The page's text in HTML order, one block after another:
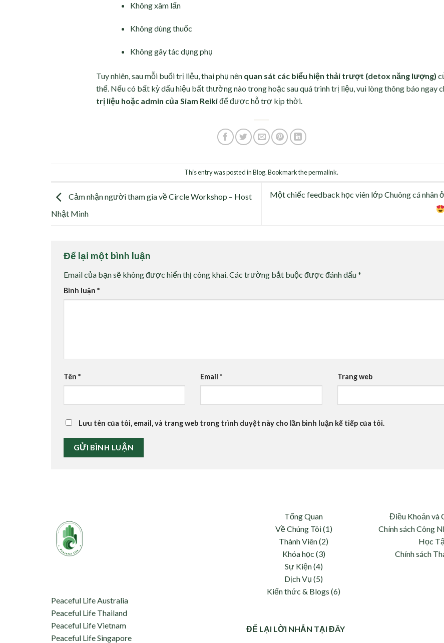
Không xâm lấn
Không dùng thuốc
Không gây tác dụng phụ
Tuy nhiên, sau mỗi buổi trị liệu, thai phụ nên quan sát các biểu hiện thải trượt (detox năng lượng)
thể. Nếu có bất kỳ dấu hiệu bất thường nào trong hoặc sau quá trình trị liệu, vui lòng thông báo ngay
trị liệu hoặc admin của Siam Reikiđể được hỗ trợ kịp thời.
This entry was posted inBlog. Bookmark thepermalink.
Cảm nhận người tham gia về Circle Workshop – Host
Nhật Minh
Một chiếc feedback học viên lớp Chuông cá nhân
Để lại một bình luận
Email của bạn sẽ không được hiển thị công khai.Các trường bắt buộc được đánh dấu*
Bình luận *
Tên * Email* Trang web
Lưu tên của tôi, email, và trang web trong trình duyệt này cho lần bình luận kế tiếp của tôi.
Peaceful Life Australia
Peaceful Life Thailand
Peaceful Life Vietnam
Peaceful Life Singapore
Tổng Quan
Về Chúng Tôi (1)
Thành Viên (2)
Khóa học (3)
Sự Kiện (4)
Dịch Vụ (5)
Kiến thức & Blogs (6)
Điều Khoản và
Chính sách Công
Học
Chính sách
ĐỂ LẠI LỜI NHẮN TẠI ĐÂY